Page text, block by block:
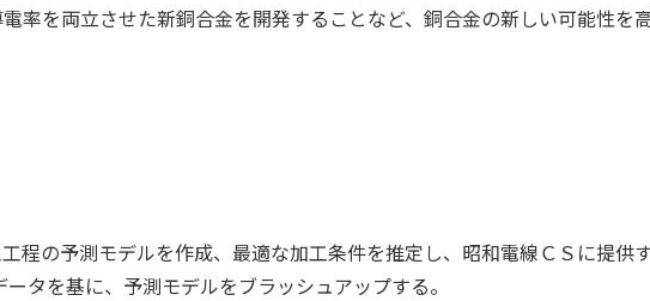
率を両立させた新銅合金を開発することなど、銅合金の新しい可能性を
程の予測モデルを作成、最適な加工条件を推定し、昭和電線ＣＳに提供
ータを基に、予測モデルをブラッシュアップする。